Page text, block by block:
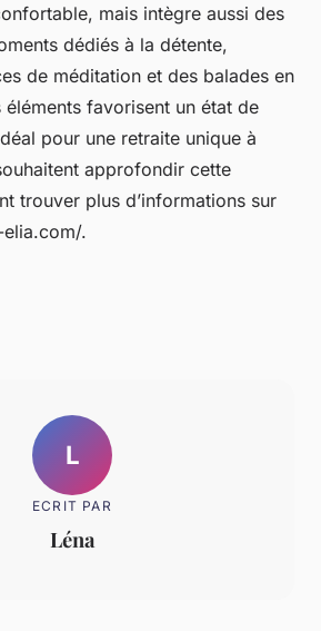
mais intègre aussi des
dédiés à la détente,
de méditation et des balades en
éléments favorisent un état de
pour une retraite unique à
approfondir cette
trouver plus d’informations sur
.
L
ECRIT PAR
Léna